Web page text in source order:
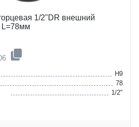
1/2"DR внешний
L=78мм
H9
78
1/2"